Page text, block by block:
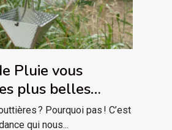
Pluie vous
plus belles
de gouttière
!
? Pourquoi pas ! C’est
qui nous...